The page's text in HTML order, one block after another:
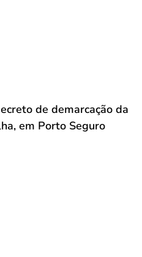
de demarcação da
em Porto Seguro